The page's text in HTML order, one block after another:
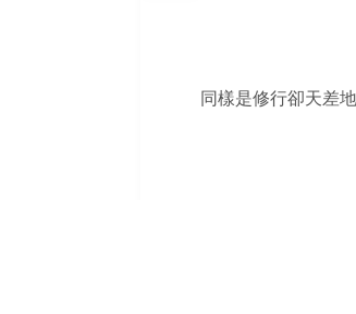
同樣是修行卻天差